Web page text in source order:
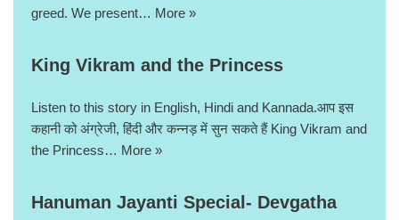
greed. We present… More »
King Vikram and the Princess
Listen to this story in English, Hindi and Kannada.आप इस
कहानी को अंग्रेजी, हिंदी और कन्नड़ में सुन सकते हैं King Vikram and
the Princess… More »
Hanuman Jayanti Special- Devgatha